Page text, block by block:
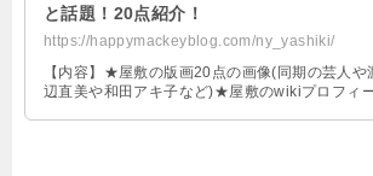
と話題！20点紹介！
https://happymackeyblog.com/ny_yashiki/
【内容】★屋敷の版画20点の画像(同期の芸人や
辺直美や和田アキ子など)★屋敷のwikiプロフィ